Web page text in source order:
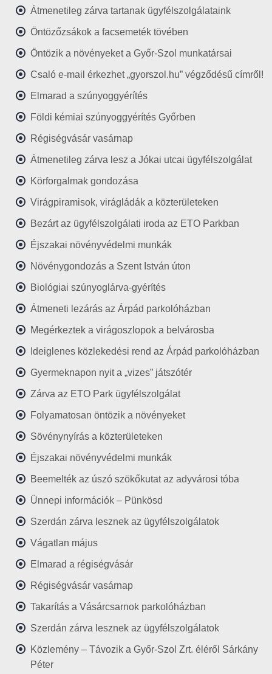
Átmenetileg zárva tartanak ügyfélszolgálataink
Öntözőzsákok a facsemeték tövében
Öntözik a növényeket a Győr-Szol munkatársai
Csaló e-mail érkezhet „gyorszol.hu” végződésű címről!
Elmarad a szúnyoggyérítés
Földi kémiai szúnyoggyérítés Győrben
Régiségvásár vasárnap
Átmenetileg zárva lesz a Jókai utcai ügyfélszolgálat
Körforgalmak gondozása
Virágpiramisok, virágládák a közterületeken
Bezárt az ügyfélszolgálati iroda az ETO Parkban
Éjszakai növényvédelmi munkák
Növénygondozás a Szent István úton
Biológiai szúnyoglárva-gyérítés
Átmeneti lezárás az Árpád parkolóházban
Megérkeztek a virágoszlopok a belvárosba
Ideiglenes közlekedési rend az Árpád parkolóházban
Gyermeknapon nyit a „vizes” játszótér
Zárva az ETO Park ügyfélszolgálat
Folyamatosan öntözik a növényeket
Sövénynyírás a közterületeken
Éjszakai növényvédelmi munkák
Beemelték az úszó szökőkutat az adyvárosi tóba
Ünnepi információk – Pünkösd
Szerdán zárva lesznek az ügyfélszolgálatok
Vágatlan május
Elmarad a régiségvásár
Régiségvásár vasárnap
Takarítás a Vásárcsarnok parkolóházban
Szerdán zárva lesznek az ügyfélszolgálatok
Közlemény – Távozik a Győr-Szol Zrt. éléről Sárkány
Péter